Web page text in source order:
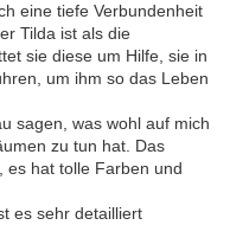
eine tiefe Verbundenheit
Tilda ist als die
sie diese um Hilfe, sie in
um ihm so das Leben
sagen, was wohl auf mich
zu tun hat. Das
es hat tolle Farben und
es sehr detailliert